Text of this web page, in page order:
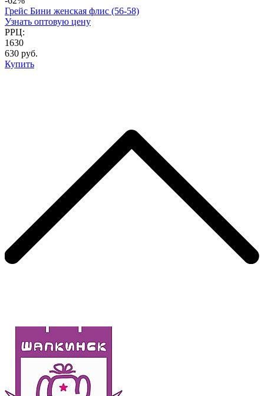
Грейс Бини женская флис (56-58)
Узнать оптовую цену
РРЦ:
1630
630 руб.
Купить